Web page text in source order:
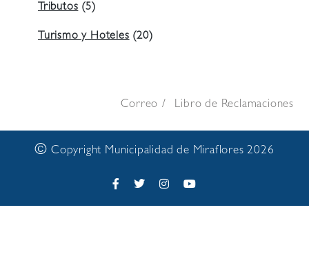
Tributos (5)
Turismo y Hoteles (20)
Correo Libro de Reclamaciones
© Copyright Municipalidad de Miraflores 2026